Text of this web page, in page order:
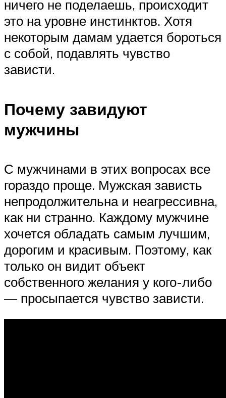
ничего не поделаешь, происходит
это на уровне инстинктов. Хотя
некоторым дамам удается бороться
с собой, подавлять чувство
зависти.
Почему завидуют
мужчины
С мужчинами в этих вопросах все
гораздо проще. Мужская зависть
непродолжительна и неагрессивна,
как ни странно. Каждому мужчине
хочется обладать самым лучшим,
дорогим и красивым. Поэтому, как
только он видит объект
собственного желания у кого-либо
— просыпается чувство зависти.